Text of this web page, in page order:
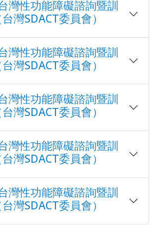
灣性功能障礙諮詢暨訓
灣SDACT委員會）
灣性功能障礙諮詢暨訓
灣SDACT委員會）
灣性功能障礙諮詢暨訓
灣SDACT委員會）
灣性功能障礙諮詢暨訓
灣SDACT委員會）
灣性功能障礙諮詢暨訓
灣SDACT委員會）